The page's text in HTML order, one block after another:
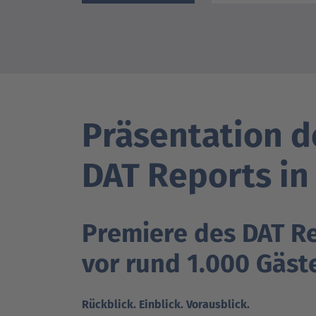
DAT Report Newsletter
Präsentation
DAT Reports
Premiere des DAT
vor rund 1.000
Rückblick. Einblick. Vorausblick.